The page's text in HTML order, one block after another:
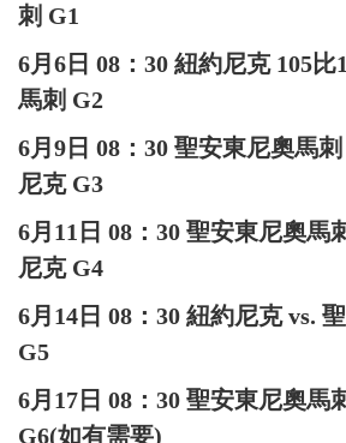
刺 G1
6月6日 08：30 紐約尼克 105比
馬刺 G2
6月9日 08：30 聖安東尼奧馬刺
尼克 G3
6月11日 08：30 聖安東尼奧馬
尼克 G4
6月14日 08：30 紐約尼克 vs.
G5
6月17日 08：30 聖安東尼奧馬
G6(如有需要)